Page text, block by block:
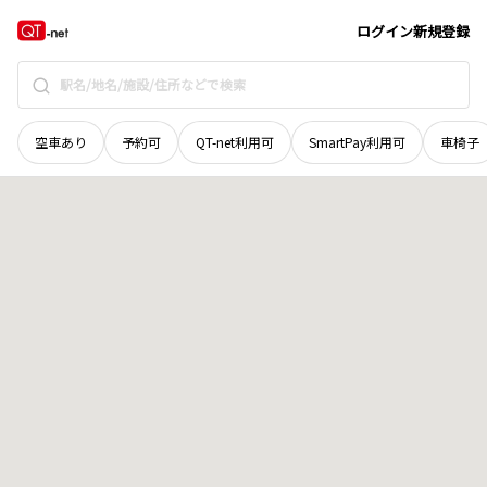
ログイン新規登録
空車あり 予約可 QT-net利用可 SmartPay利用可 車椅子
北海道